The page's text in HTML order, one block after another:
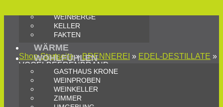
WEINBERGE
KELLER
FAKTEN
WÄRME
WOHLFÜHLEN
GASTHAUS KRONE
WEINPROBEN
WEINKELLER
ZIMMER
Shop-Startseite»BRENNEREI » EDEL-DESTILLATE »
VOGELBEERENBRAND